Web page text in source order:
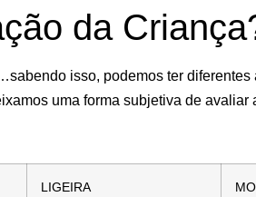
da
isso, podemos ter
uma forma subjetiva de avaliar
LIGEIRA